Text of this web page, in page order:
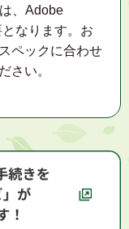
、Adobe
なります。お
ペックに合わせ
さい。